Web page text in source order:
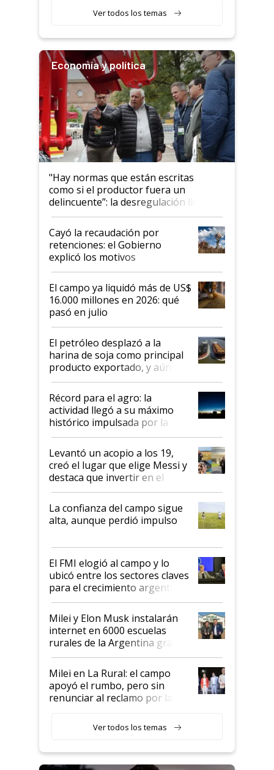
variedades que marcan un
salto tecnológico en genética y
Ver todos los temas
Economía y política
"Hay normas que están escritas
como si el productor fuera un
delincuente”: la desregulación llegó
al Congreso Aapresid y hasta se
habló del financiamiento al IPCVA
Cayó la recaudación por
retenciones: el Gobierno
explicó los motivos
El campo ya liquidó más de US$
16.000 millones en 2026: qué
pasó en julio
El petróleo desplazó a la
harina de soja como principal
producto exportado, y aún así
el agro aportó casi seis de cada
diez dólares y sostuvo el
liderazgo en un semestre
récord
Récord para el agro: la
actividad llegó a su máximo
histórico impulsada por la
cosecha y las exportaciones
Levantó un acopio a los 19,
creó el lugar que elige Messi y
destaca que invertir en el
kirchnerismo era como "darle
plata a un hijo para droga":
Juan Félix Rossetti, el libertario
que de una dura crisis salió
de Milei
La confianza del campo sigue
alta, aunque perdió impulso
El FMI elogió al campo y lo
ubicó entre los sectores claves
para el crecimiento argentino
Milei y Elon Musk instalarán
internet en 6000 escuelas
rurales de la Argentina gracias
a un acuerdo con Starlink
Milei en La Rural: el campo
apoyó el rumbo, pero sin
renunciar al reclamo por las
Ver todos los temas